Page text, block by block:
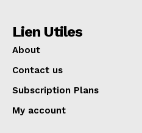
Lien Utiles
About
Contact us
Subscription Plans
My account